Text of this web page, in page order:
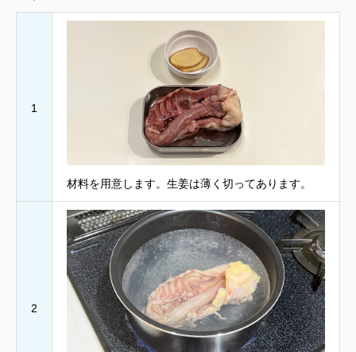
1
材料を用意します。生姜は薄く切ってあります。
2